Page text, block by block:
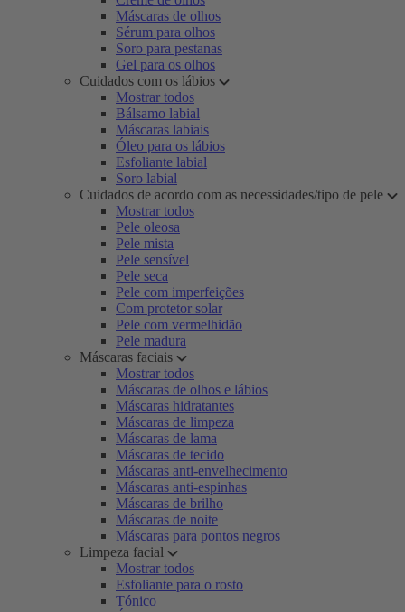
Máscaras de olhos
Sérum para olhos
Soro para pestanas
Gel para os olhos
Cuidados com os lábios
Mostrar todos
Bálsamo labial
Máscaras labiais
Óleo para os lábios
Esfoliante labial
Soro labial
Cuidados de acordo com as necessidades/tipo de pele
Mostrar todos
Pele oleosa
Pele mista
Pele sensível
Pele seca
Pele com imperfeições
Com protetor solar
Pele com vermelhidão
Pele madura
Máscaras faciais
Mostrar todos
Máscaras de olhos e lábios
Máscaras hidratantes
Máscaras de limpeza
Máscaras de lama
Máscaras de tecido
Máscaras anti-envelhecimento
Máscaras anti-espinhas
Máscaras de brilho
Máscaras de noite
Máscaras para pontos negros
Limpeza facial
Mostrar todos
Esfoliante para o rosto
Tónico